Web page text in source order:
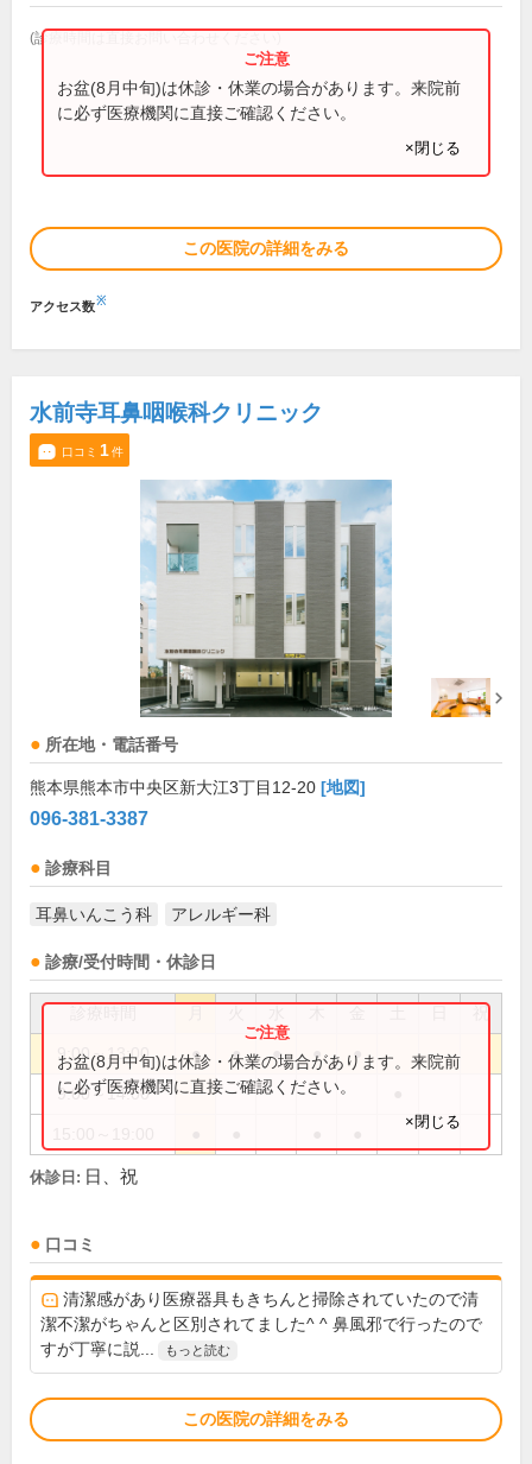
(診療時間は直接お問い合わせください)
お盆(8月中旬)は休診・休業の場合があります。来院前
に必ず医療機関に直接ご確認ください。
×閉じる
この医院の詳細をみる
アクセス数※
水前寺耳鼻咽喉科クリニック
口コミ 1件
所在地・電話番号
熊本県熊本市中央区新大江3丁目12-20 [地図]
096-381-3387
診療科目
耳鼻いんこう科 アレルギー科
診療/受付時間・休診日
祝
9:00～13:00 ● ● ● ● ●
9:00～14:00
お盆(8月中旬)は休診・休業の場合があります。来院前
に必ず医療機関に直接ご確認ください。
×閉じる
休診日: 日、祝
口コミ
清潔感があり医療器具もきちんと掃除されていたので清
潔不潔がちゃんと区別されてました^ ^ 鼻風邪で行ったので
すが丁寧に説...
もっと読む
この医院の詳細をみる